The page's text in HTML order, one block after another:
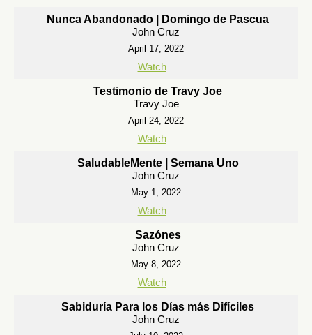
Nunca Abandonado | Domingo de Pascua
John Cruz
April 17, 2022
Watch
Testimonio de Travy Joe
Travy Joe
April 24, 2022
Watch
SaludableMente | Semana Uno
John Cruz
May 1, 2022
Watch
Sazónes
John Cruz
May 8, 2022
Watch
Sabiduría Para los Días más Difíciles
John Cruz